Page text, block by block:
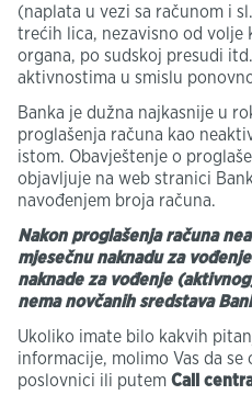
(naplata u vezi sa računom i
trećih lica, nezavisno od volje
organa, po sudskoj presudi
aktivnostima u smislu
Banka je dužna najkasnije u
proglašenja računa kao
istom. Obavještenje o
objavljuje na web stranici
navođenjem broja računa.
Nakon proglašenja računa
mjesečnu naknadu za
naknade za vođenje
nema novčanih sredstava
Ukoliko imate bilo kakvih
informacije, molimo Vas da
poslovnici ili putem Call